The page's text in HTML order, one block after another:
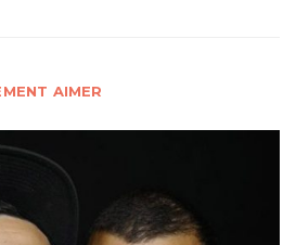
AIMER